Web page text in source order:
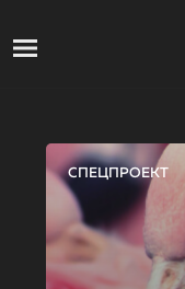
СПЕЦПРОЕКТ